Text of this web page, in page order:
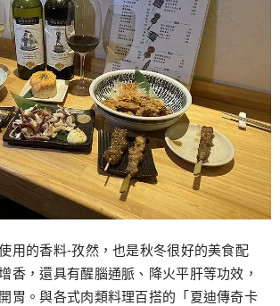
用的香料-孜然，也是秋冬很好的美食配
香，還具有醒腦通脈、降火平肝等功效，
胃。與各式肉類料理百搭的「夏迪傳奇卡